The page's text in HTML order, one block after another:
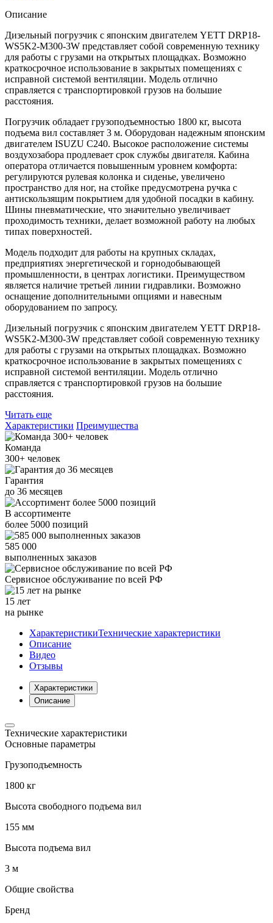
Описание
Дизельный погрузчик с японским двигателем YETT DRP18-
WS5K2-M300-3W представляет собой современную технику
для работы с грузами на открытых площадках. Возможно
краткосрочное использование в закрытых помещениях с
исправной системой вентиляции. Модель отлично
справляется с транспортировкой грузов на большие
расстояния.
Погрузчик обладает грузоподъемностью 1800 кг, высота
подъема вил составляет 3 м. Оборудован надежным японским
двигателем ISUZU C240. Высокое расположение системы
воздухозабора продлевает срок службы двигателя. Кабина
оператора отличается повышенным уровнем комфорта:
регулируются рулевая колонка и сиденье, увеличено
пространство для ног, на стойке предусмотрена ручка с
антискользящим покрытием для удобной посадки в кабину.
Шины пневматические, что значительно увеличивает
проходимость техники, делает возможной работу на любых
типах поверхностей.
Модель подходит для работы на крупных складах,
предприятиях энергетической и горнодобывающей
промышленности, в центрах логистики. Преимуществом
является наличие третьей линии гидравлики. Возможно
оснащение дополнительными опциями и навесным
оборудованием по запросу.
Дизельный погрузчик с японским двигателем YETT DRP18-
WS5K2-M300-3W представляет собой современную технику
для работы с грузами на открытых площадках. Возможно
краткосрочное использование в закрытых помещениях с
исправной системой вентиляции. Модель отлично
справляется с транспортировкой грузов на большие
расстояния.
Читать еще
Характеристики Преимущества
Команда
300+ человек
Гарантия
до 36 месяцев
В ассортименте
более 5000 позиций
585 000
выполненных заказов
Сервисное обслуживание по всей РФ
15 лет
на рынке
ХарактеристикиТехнические характеристики
Описание
Видео
Отзывы
Характеристики
Описание
Технические характеристики
Основные параметры
Грузоподъемность
1800 кг
Высота свободного подъема вил
155 мм
Высота подъема вил
3 м
Общие свойства
Бренд